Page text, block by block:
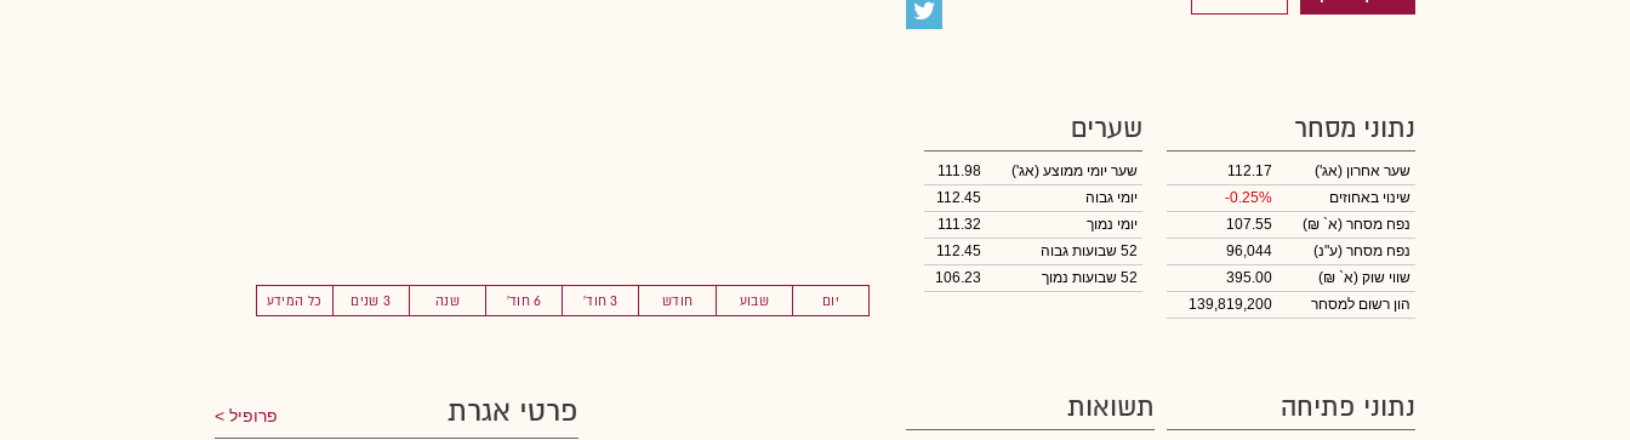
יום שבוע חודש 3 חוד' 6 חוד' שנה 3 שנים כל המידע
נתוני מסחר
שער אחרון (אג')
112.17
שינוי באחוזים
-0.25%
נפח מסחר (א` ₪)
107.55
נפח מסחר (ע"נ)
96,044
שווי שוק (א` ₪)
395.00
הון רשום למסחר
139,819,200
שערים
שער יומי ממוצע (אג')
111.98
יומי גבוה
112.45
יומי נמוך
111.32
52 שבועות גבוה
112.45
52 שבועות נמוך
106.23
נתוני פתיחה תשואות פרטי אגרת פרופיל